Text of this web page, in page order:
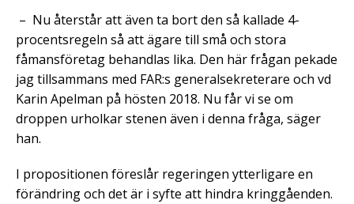
– Nu återstår att även ta bort den så kallade 4-
procentsregeln så att ägare till små och stora
fåmansföretag behandlas lika. Den här frågan pekade
jag tillsammans med FAR:s generalsekreterare och vd
Karin Apelman på hösten 2018. Nu får vi se om
droppen urholkar stenen även i denna fråga, säger
han.
I propositionen föreslår regeringen ytterligare en
förändring och det är i syfte att hindra kringgåenden.